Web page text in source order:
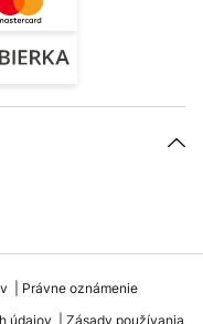
Právne oznámenie
údajov Zásady používania